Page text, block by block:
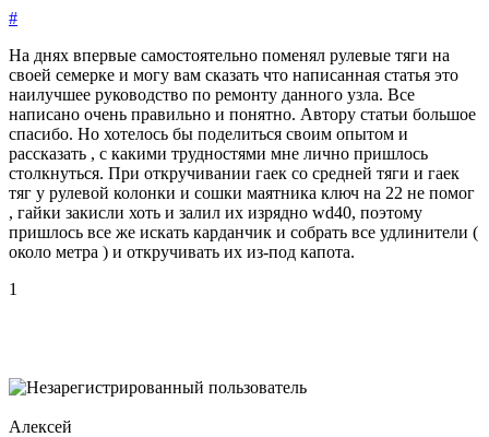
#
На днях впервые самостоятельно поменял рулевые тяги на
своей семерке и могу вам сказать что написанная статья это
наилучшее руководство по ремонту данного узла. Все
написано очень правильно и понятно. Автору статьи большое
спасибо. Но хотелось бы поделиться своим опытом и
рассказать , с какими трудностями мне лично пришлось
столкнуться. При откручивании гаек со средней тяги и гаек
тяг у рулевой колонки и сошки маятника ключ на 22 не помог
, гайки закисли хоть и залил их изрядно wd40, поэтому
пришлось все же искать карданчик и собрать все удлинители (
около метра ) и откручивать их из-под капота.
1
Алексей